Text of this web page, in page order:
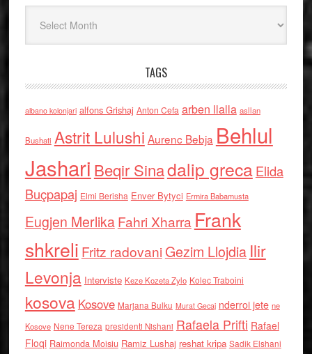
TAGS
albano kolonjari alfons Grishaj Anton Cefa arben llalla asllan
Bushati Astrit Lulushi Aurenc Bebja Behlul
Jashari Beqir Sinadalip grecaElida
Buçpapaj Elmi Berisha Enver Bytyci Ermira Babamusta
Eugjen MerlikaFahri Xharra Frank
shkreli Fritz radovaniGezim Llojdia Ilir
Levonja Interviste Keze Kozeta Zylo Kolec Traboini
kosova Kosove Marjana Bulku Murat Gecaj nderroi jete ne
Kosove Nene Tereza presidenti Nishani Rafaela Prifti Rafael
Floqi Raimonda Moisiu Ramiz Lushaj reshat kripa Sadik Elshani